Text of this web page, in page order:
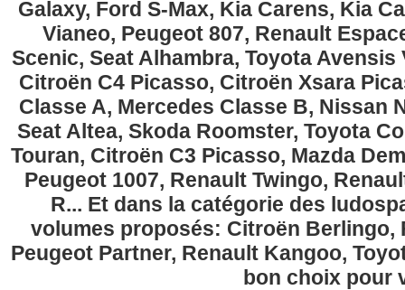
Galaxy, Ford S-Max, Kia Carens, Kia
Vianeo, Peugeot 807, Renault
Scenic, Seat Alhambra, Toyota
Citroën C4 Picasso, Citroën Xsara
Classe A, Mercedes Classe B, Nissan
Seat Altea, Skoda Roomster, Toyota
Touran, Citroën C3 Picasso, Mazda
Peugeot 1007, Renault Twingo,
R... Et dans la catégorie des
volumes proposés: Citroën Berlingo,
Peugeot Partner, Renault Kangoo,
bon choix pour